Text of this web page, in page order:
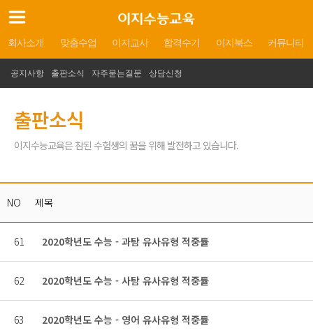
회사소개 맞춤수업 이지교사 합격수기 이지북스 커뮤니티
공지사항 출판소식 자주묻는질문 상담신청
출판소식
이지수능교육은 참된 수험생의 꿈을 위해 발전하고 있습니다.
NO 제목
61 2020학년도 수능 - 과탐 유사유형 적중률
62 2020학년도 수능 - 사탐 유사유형 적중률
63 2020학년도 수능 - 영어 유사유형 적중률